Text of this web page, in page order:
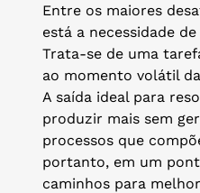
Entre os maiores
está a necessidade
Trata-se de uma
ao momento volátil
A saída ideal para
produzir mais sem
processos que
portanto, em um
caminhos para